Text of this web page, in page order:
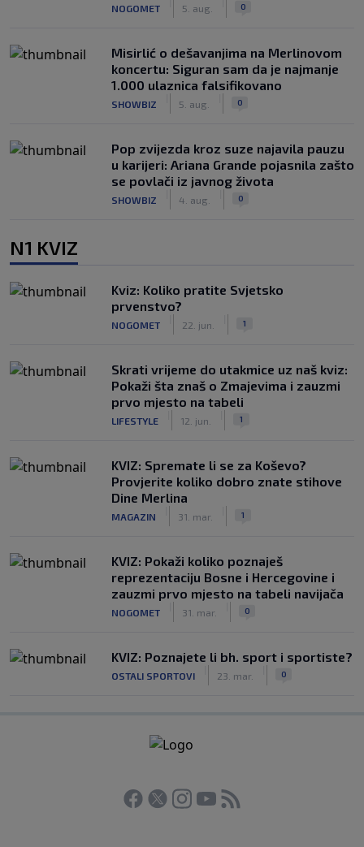
NOGOMET 5. aug. 0
Misirlić o dešavanjima na Merlinovom
koncertu: Siguran sam da je najmanje
1.000 ulaznica falsifikovano
SHOWBIZ 5. aug. 0
Pop zvijezda kroz suze najavila pauzu
u karijeri: Ariana Grande pojasnila zašto
se povlači iz javnog života
SHOWBIZ 4. aug. 0
N1 KVIZ
Kviz: Koliko pratite Svjetsko
prvenstvo?
NOGOMET 22. jun. 1
Skrati vrijeme do utakmice uz naš kviz:
Pokaži šta znaš o Zmajevima i zauzmi
prvo mjesto na tabeli
LIFESTYLE 12. jun. 1
KVIZ: Spremate li se za Koševo?
Provjerite koliko dobro znate stihove
Dine Merlina
MAGAZIN 31. mar. 1
KVIZ: Pokaži koliko poznaješ
reprezentaciju Bosne i Hercegovine i
zauzmi prvo mjesto na tabeli navijača
NOGOMET 31. mar. 0
KVIZ: Poznajete li bh. sport i sportiste?
OSTALI SPORTOVI 23. mar. 0